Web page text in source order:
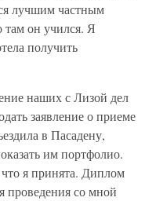
лучшим частным
там он учился. Я
получить
наших с Лизой дел
заявление о приеме
в Пасадену,
им портфолио.
я принята. Диплом
проведения со мной